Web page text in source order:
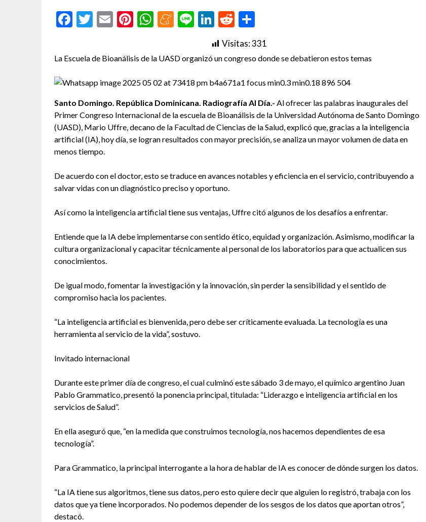
Facebook
Twitter
EmailPinterest
WhatsApp
Meneame
LineLinkedIn
Reddit
Visitas:331
La Escuela de Bioanálisis de la UASD organizó un congreso donde se debatieron estos temas
Santo Domingo. República Dominicana. Radiografía Al Día.- Al ofrecer las palabras inaugurales del
Primer Congreso Internacional de la escuela de Bioanálisis de la Universidad Autónoma de Santo Domingo
(UASD), Mario Uffre, decano de la Facultad de Ciencias de la Salud, explicó que, gracias a la inteligencia
artificial (IA), hoy día, se logran resultados con mayor precisión, se analiza un mayor volumen de data en
menos tiempo.
De acuerdo con el doctor, esto se traduce en avances notables y eficiencia en el servicio, contribuyendo a
salvar vidas con un diagnóstico preciso y oportuno.
Así como la inteligencia artificial tiene sus ventajas, Uffre citó algunos de los desafíos a enfrentar.
Entiende que la IA debe implementarse con sentido ético, equidad y organización. Asimismo, modificar la
cultura organizacional y capacitar técnicamente al personal de los laboratorios para que actualicen sus
conocimientos.
De igual modo, fomentar la investigación y la innovación, sin perder la sensibilidad y el sentido de
compromiso hacia los pacientes.
“La inteligencia artificial es bienvenida, pero debe ser críticamente evaluada. La tecnología es una
herramienta al servicio de la vida”, sostuvo.
Invitado internacional
Durante este primer día de congreso, el cual culminó este sábado 3 de mayo, el químico argentino Juan
Pablo Grammatico, presentó la ponencia principal, titulada: “Liderazgo e inteligencia artificial en los
servicios de Salud”.
En ella aseguró que, “en la medida que construimos tecnología, nos hacemos dependientes de esa
tecnología”.
Para Grammatico, la principal interrogante a la hora de hablar de IA es conocer de dónde surgen los datos.
“La IA tiene sus algoritmos, tiene sus datos, pero esto quiere decir que alguien lo registró, trabaja con los
datos que ya tiene incorporados. No podemos depender de los sesgos de los datos que aportan otros”,
destacó.